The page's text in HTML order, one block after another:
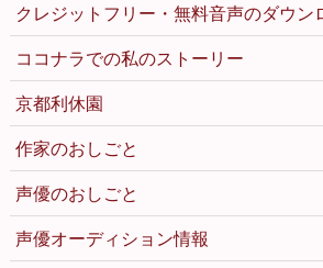
クレジットフリー・無料音声のダウン
ココナラでの私のストーリー
京都利休園
作家のおしごと
声優のおしごと
声優オーディション情報